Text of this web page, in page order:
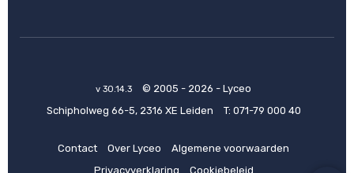
v 30.14.3
© 2005 - 2026 - Lyceo
Schipholweg 66-5, 2316 XE Leiden
T: 071-79 000 40
Contact Over Lyceo
Algemene voorwaarden
Privacyverklaring
Cookiebeleid